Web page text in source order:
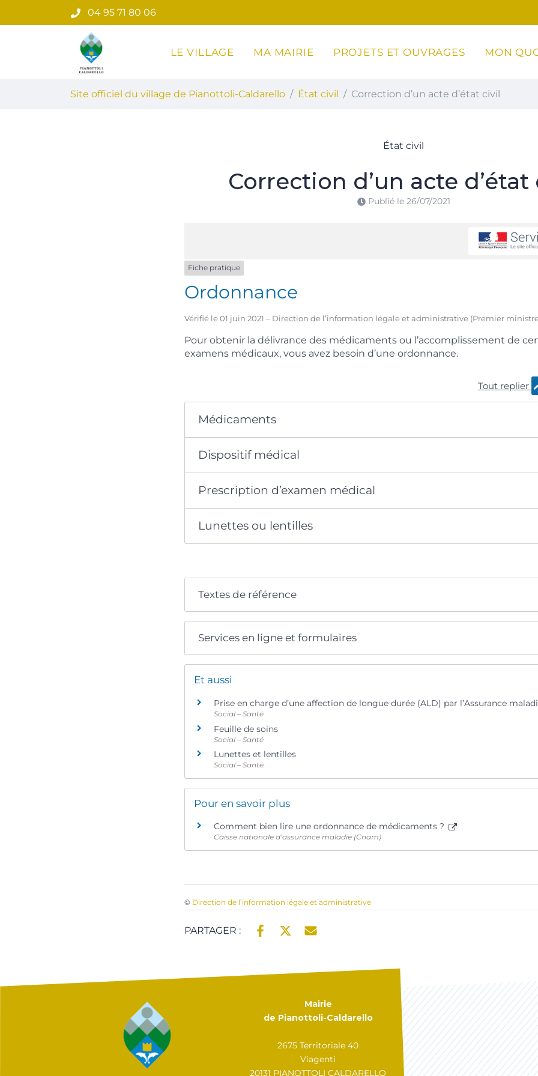
au
04 95 71 80 06
Site officiel du village de Pianottoli-Caldarello
LE VILLAGE MA MAIRIE PROJETS ET OUVRAGES MON
Site officiel du village de Pianottoli-Caldarello État civil Correction d’un acte d’état civil
État civil
Correction d’un acte d’état
Publié le 26/07/2021
Fiche pratique
Ordonnance
Vérifié le 01 juin 2021 – Direction de l’information légale et administrative (Premier
Pour obtenir la délivrance des médicaments ou l’accomplissement de
examens médicaux, vous avez besoin d’une ordonnance.
Tout replier
Médicaments
Dispositif médical
Prescription d’examen médical
Lunettes ou lentilles
Textes de référence
Services en ligne et formulaires
Et aussi
Prise en charge d’une affection de longue durée (ALD) par l’Assurance
Social – Santé
Feuille de soins
Social – Santé
Lunettes et lentilles
Social – Santé
Pour en savoir plus
Comment bien lire une ordonnance de médicaments ?
Caisse nationale d’assurance maladie (Cnam)
© Direction de l’information légale et administrative
PARTAGER :
Mairie
de Pianottoli-Caldarello
2675 Territoriale 40
Viagenti
20131 PIANOTTOLI CALDARELLO